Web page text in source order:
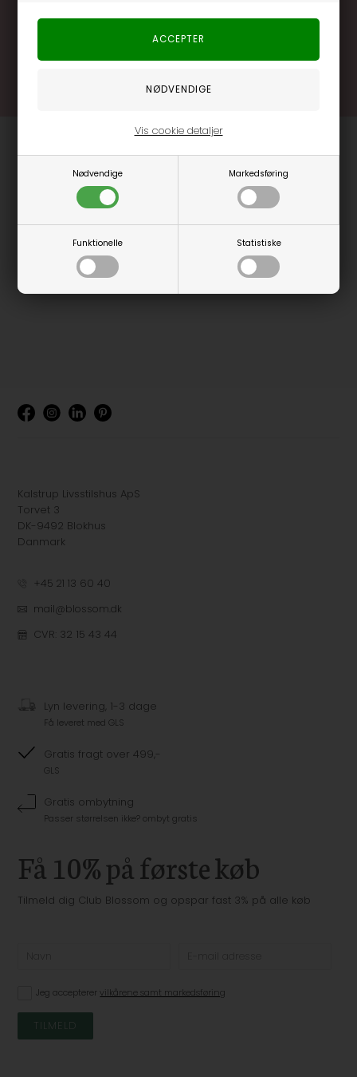
Nødvendige Markedsføring
Funktionelle Statistiske
Vis cookie detaljer
Læs mere og bliv medlem
Kalstrup Livsstilshus ApS
Torvet 3
DK-9492 Blokhus
Danmark
+45 21 13 60 40
mail@blossom.dk
CVR: 32 15 43 44
Lyn levering, 1-3 dage
Få leveret med GLS
Gratis fragt over 499,-
GLS
Gratis ombytning
Passer størrelsen ikke? ombyt gratis
Få 10% på første køb
Tilmeld dig Club Blossom og opspar fast 3% på alle køb
Jeg accepterervilkårene samt markedsføring